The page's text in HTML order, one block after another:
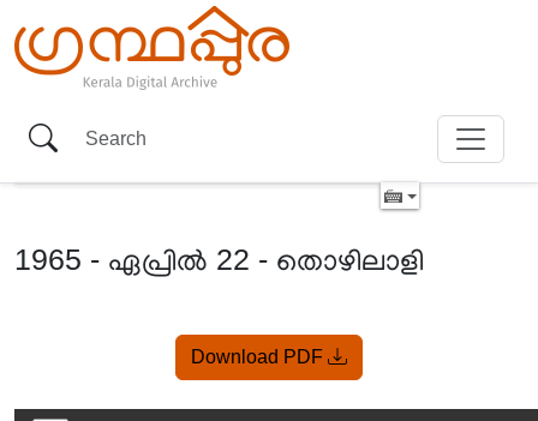
1965 - ഏപ്രിൽ 22 - തൊഴിലാളി
Download PDF